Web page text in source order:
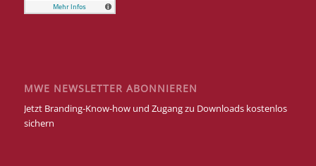
MWE NEWSLETTER ABONNIEREN
Jetzt Branding-Know-how und Zugang zu Downloads kostenlos
sichern